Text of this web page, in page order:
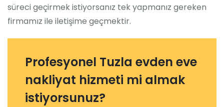
süreci geçirmek istiyorsanız tek yapmanız gereken
firmamız ile iletişime geçmektir.
Profesyonel Tuzla evden eve
nakliyat hizmeti mi almak
istiyorsunuz?